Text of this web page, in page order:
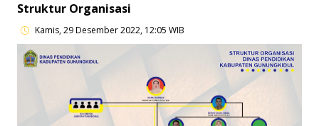
Struktur Organisasi
Kamis, 29 Desember 2022, 12:05 WIB